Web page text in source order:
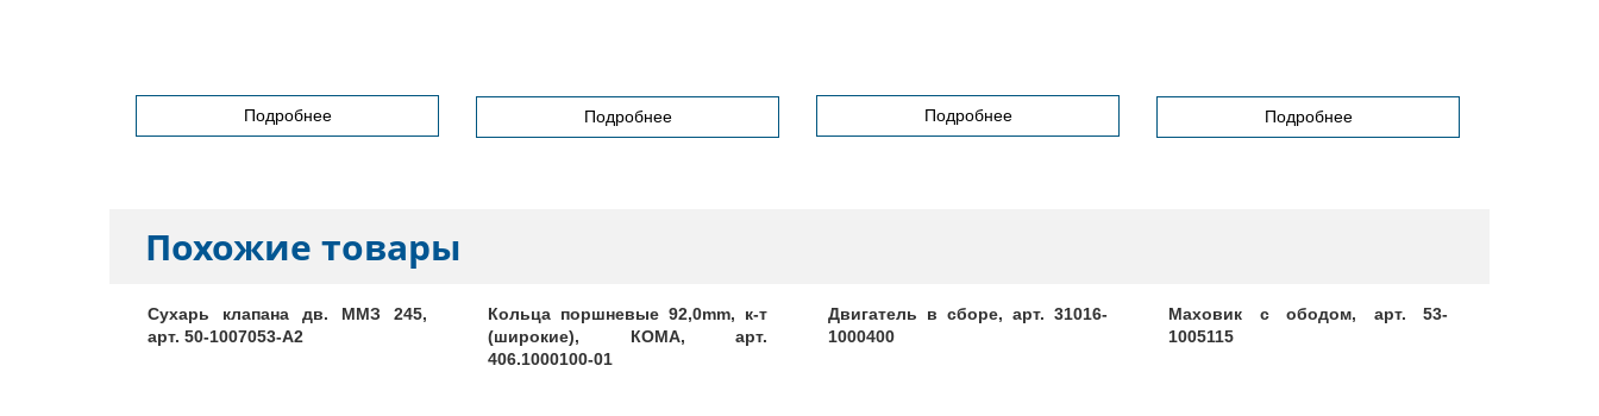
Подробнее Подробнее Подробнее Подробнее
Похожие товары
Сухарь клапана дв. ММЗ 245,
арт. 50-1007053-А2
Кольца поршневые 92,0mm, к-т
(широкие), КОМА, арт.
406.1000100-01
Двигатель в сборе, арт. 31016-
1000400
Маховик с ободом, арт. 53-
1005115